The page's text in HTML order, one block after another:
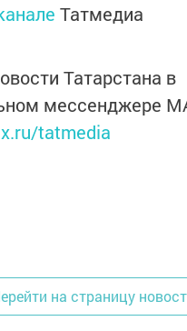
Татмедиа
Татарстана в
мессенджере
tatmedia
на страницу